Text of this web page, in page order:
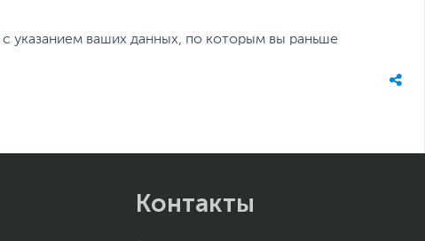
с указанием ваших данных, по которым вы раньше
Контакты